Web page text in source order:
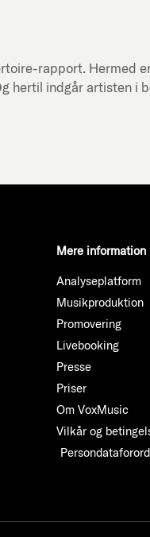
rapport.
hertil indgår artisten i
Mere information
Analyseplatform
Musikproduktion
Promovering
Livebooking
Presse
Priser
Om VoxMusic
Vilkår og